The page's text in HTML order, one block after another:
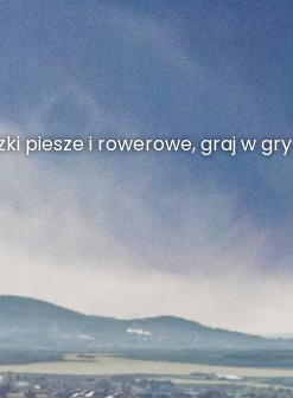
piesze i rowerowe, graj w gry